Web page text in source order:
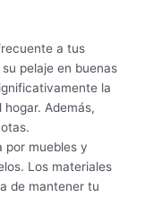
a tus
pelaje en buenas
la
Además,
por muebles y
Los materiales
de mantener tu